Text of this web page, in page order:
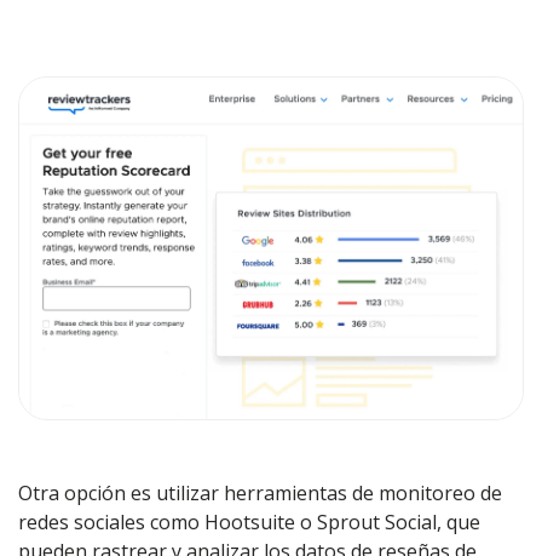
Otra opción es utilizar herramientas de monitoreo de
redes sociales como Hootsuite o Sprout Social, que
pueden rastrear y analizar los datos de reseñas de